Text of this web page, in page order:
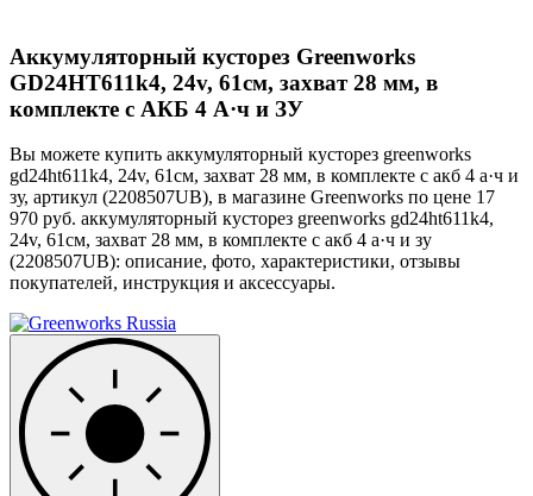
Аккумуляторный кусторез Greenworks
GD24HT611k4, 24v, 61см, захват 28 мм, в
комплекте с АКБ 4 А·ч и ЗУ
Вы можете купить аккумуляторный кусторез greenworks
gd24ht611k4, 24v, 61см, захват 28 мм, в комплекте с акб 4 а·ч и
зу, артикул (2208507UB), в магазине Greenworks по цене 17
970 руб. аккумуляторный кусторез greenworks gd24ht611k4,
24v, 61см, захват 28 мм, в комплекте с акб 4 а·ч и зу
(2208507UB): описание, фото, характеристики, отзывы
покупателей, инструкция и аксессуары.